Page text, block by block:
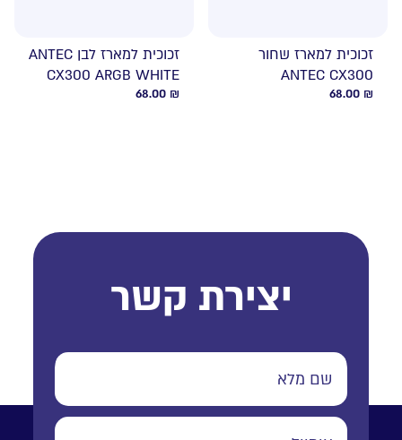
זכוכית למארז שחור
ANTEC CX300
68.00 ₪
זכוכית למארז לבן ANTEC
CX300 ARGB WHITE
68.00 ₪
יצירת קשר